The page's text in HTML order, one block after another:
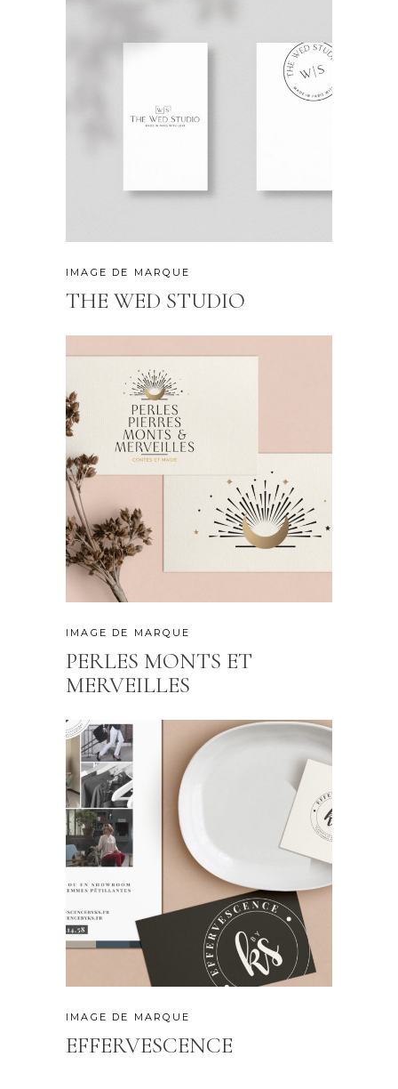
IMAGE DE MARQUE
THE WED STUDIO
IMAGE DE MARQUE
PERLES MONTS ET
MERVEILLES
IMAGE DE MARQUE
EFFERVESCENCE